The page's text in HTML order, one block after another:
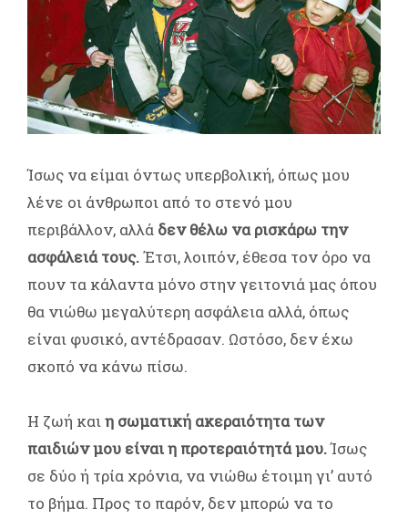
Ίσως να είμαι όντως υπερβολική, όπως μου
λένε οι άνθρωποι από το στενό μου
περιβάλλον, αλλά δεν θέλω να ρισκάρω την
ασφάλειά τους.Έτσι, λοιπόν, έθεσα τον όρο να
πουν τα κάλαντα μόνο στην γειτονιά μας όπου
θα νιώθω μεγαλύτερη ασφάλεια αλλά, όπως
είναι φυσικό, αντέδρασαν. Ωστόσο, δεν έχω
σκοπό να κάνω πίσω.
Η ζωή καιη σωματική ακεραιότητα των
παιδιών μου είναι η προτεραιότητά μου.Ίσως
σε δύο ή τρία χρόνια, να νιώθω έτοιμη γι’ αυτό
το βήμα. Προς το παρόν, δεν μπορώ να το